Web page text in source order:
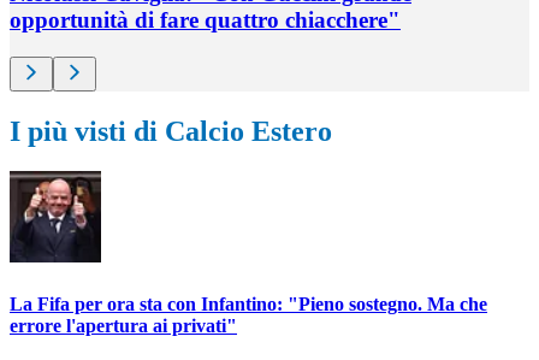
opportunità di fare quattro chiacchere"
I più visti di Calcio Estero
La Fifa per ora sta con Infantino: "Pieno sostegno. Ma che
errore l'apertura ai privati"